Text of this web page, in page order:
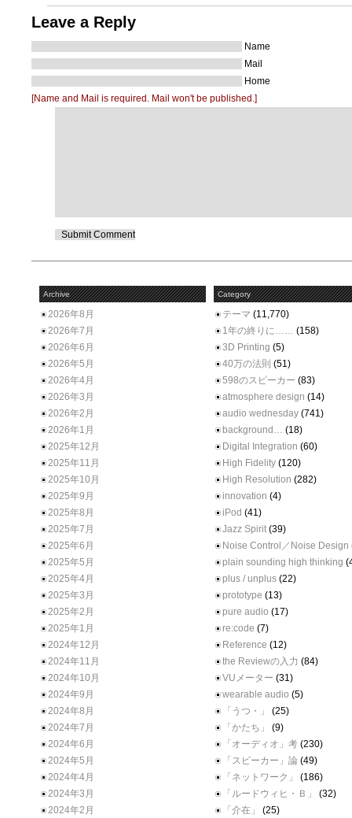
Leave a Reply
Name
Mail
Home
[Name and Mail is required. Mail won't be published.]
Archive
2026年8月
2026年7月
2026年6月
2026年5月
2026年4月
2026年3月
2026年2月
2026年1月
2025年12月
2025年11月
2025年10月
2025年9月
2025年8月
2025年7月
2025年6月
2025年5月
2025年4月
2025年3月
2025年2月
2025年1月
2024年12月
2024年11月
2024年10月
2024年9月
2024年8月
2024年7月
2024年6月
2024年5月
2024年4月
2024年3月
2024年2月
Category
テーマ (11,770)
1年の終りに…… (158)
3D Printing (5)
40万の法則 (51)
598のスピーカー (83)
atmosphere design (14)
audio wednesday (741)
background… (18)
Digital Integration (60)
High Fidelity (120)
High Resolution (282)
innovation (4)
iPod (41)
Jazz Spirit (39)
Noise Control／Noise Design
plain sounding high thinking
plus / unplus (22)
prototype (13)
pure audio (17)
re:code (7)
Reference (12)
the Reviewの入力 (84)
VUメーター (31)
wearable audio (5)
「うつ・」
(25)
「かたち」
(9)
「オーディオ」考 (230)
「スピーカー」論 (49)
「ネットワーク」
(186)
「ルードウィヒ・Ｂ」
(32)
「介在」
(25)